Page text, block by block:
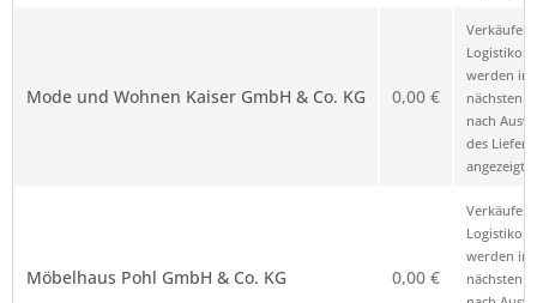
Mode und Wohnen Kaiser GmbH & Co. KG 0,00 €
Verkäufer
werden im
nächsten
nach
des
angezeigt.
Möbelhaus Pohl GmbH & Co. KG 0,00 €
Verkäufer
werden im
nächsten